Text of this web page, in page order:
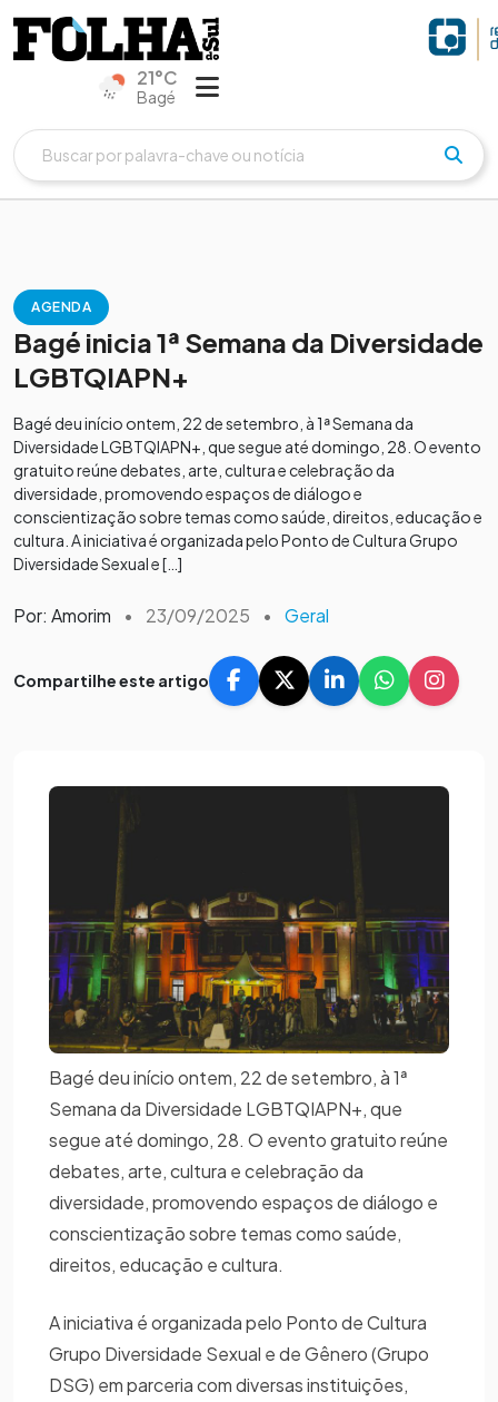
21°C
Bagé
AGENDA
Bagé inicia 1ª Semana da Diversidade
LGBTQIAPN+
Bagé deu início ontem, 22 de setembro, à 1ª Semana da
Diversidade LGBTQIAPN+, que segue até domingo, 28. O evento
gratuito reúne debates, arte, cultura e celebração da
diversidade, promovendo espaços de diálogo e
conscientização sobre temas como saúde, direitos, educação e
cultura. A iniciativa é organizada pelo Ponto de Cultura Grupo
Diversidade Sexual e […]
Por: Amorim • 23/09/2025 • Geral
Compartilhe este artigo
Bagé deu início ontem, 22 de setembro, à 1ª
Semana da Diversidade LGBTQIAPN+, que
segue até domingo, 28. O evento gratuito reúne
debates, arte, cultura e celebração da
diversidade, promovendo espaços de diálogo e
conscientização sobre temas como saúde,
direitos, educação e cultura.
A iniciativa é organizada pelo Ponto de Cultura
Grupo Diversidade Sexual e de Gênero (Grupo
DSG) em parceria com diversas instituições,